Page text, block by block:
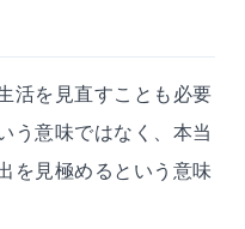
活を見直すことも必要
う意味ではなく、本当
を見極めるという意味